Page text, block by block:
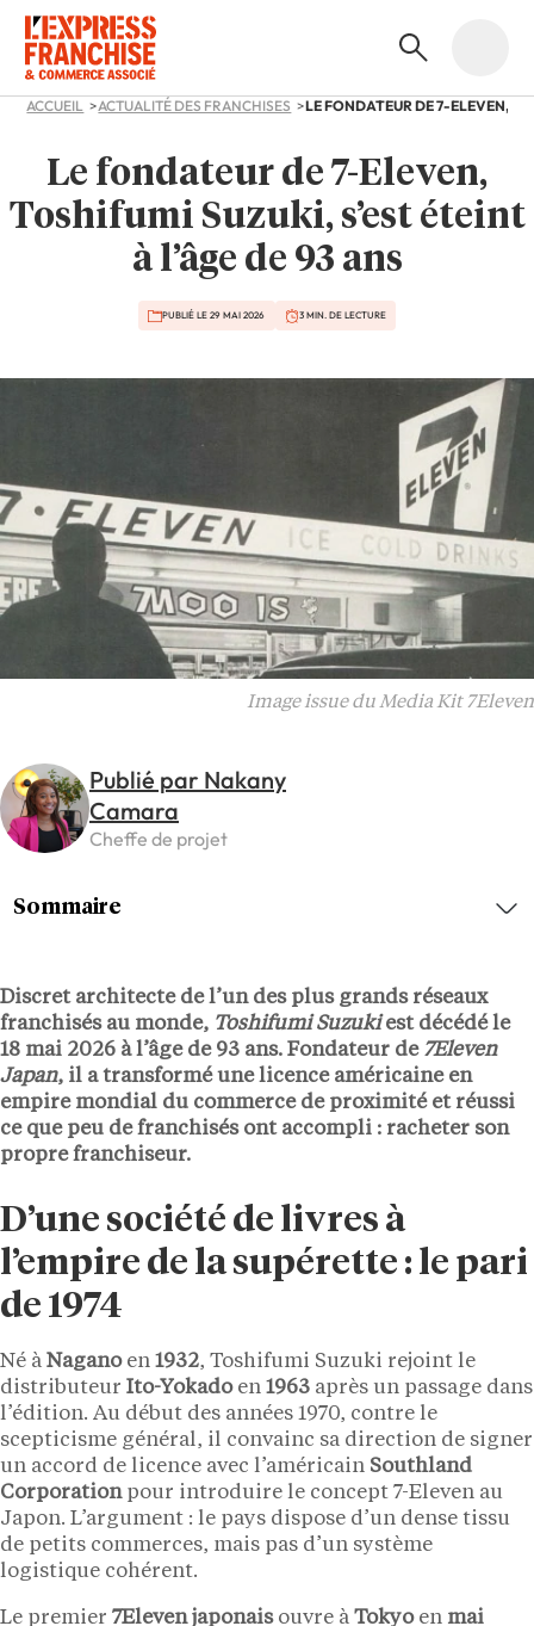
ACCUEIL ACTUALITÉ DES FRANCHISES
Le fondateur de 7-Eleven,
Toshifumi Suzuki, s’est éteint
à l’âge de 93 ans
PUBLIÉ LE 29 MAI 2026 3 MIN. DE LECTURE
Image issue du Media Kit 7Eleven
Publié par Nakany
Camara
Cheffe de projet
Discret architecte de l’un des plus grands réseaux
franchisés au monde, Toshifumi Suzukiest décédé le
18 mai 2026 à l’âge de 93 ans. Fondateur de 7Eleven
Japan, il a transformé une licence américaine en
empire mondial du commerce de proximité et réussi
ce que peu de franchisés ont accompli : racheter son
propre franchiseur.
D’une société de livres à
l’empire de la supérette : le pari
de 1974
Né à Naganoen 1932, Toshifumi Suzuki rejoint le
distributeur Ito-Yokadoen 1963 après un passage dans
l’édition. Au début des années 1970, contre le
scepticisme général, il convainc sa direction de signer
un accord de licence avec l’américain Southland
Corporationpour introduire le concept 7-Eleven au
Japon. L’argument : le pays dispose d’un dense tissu
de petits commerces, mais pas d’un système
logistique cohérent.
Le premier 7Eleven japonaisouvre à Tokyoen mai
Sommaire